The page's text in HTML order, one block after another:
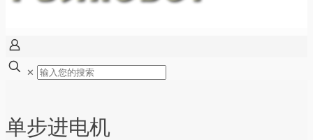
✕
单步进电机